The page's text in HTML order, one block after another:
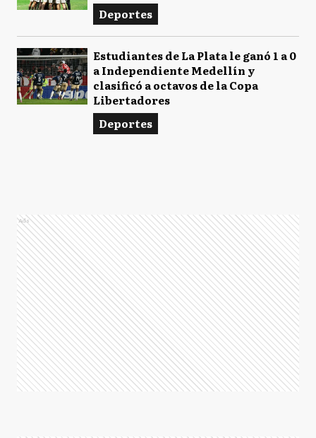
Deportes
Estudiantes de La Plata le ganó 1 a 0
a Independiente Medellín y
clasificó a octavos de la Copa
Libertadores
Deportes
Ads